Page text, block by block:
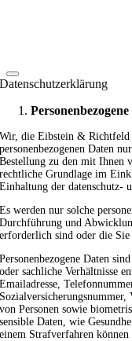
Datenschutzerklärung
Wir, die Eibstein & Richtfeld
personenbezogenen Daten
Bestellung zu den mit Ihnen
rechtliche Grundlage im
Einhaltung der datenschutz-
Es werden nur solche
Durchführung und
erforderlich sind oder die
Personenbezogene Daten
oder sachliche Verhältnisse
Emailadresse,
von Personen sowie
sensible Daten, wie
einem Strafverfahren können